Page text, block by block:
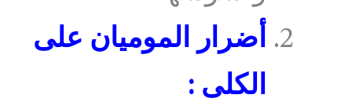
أضرار الموميان على
الكلى :